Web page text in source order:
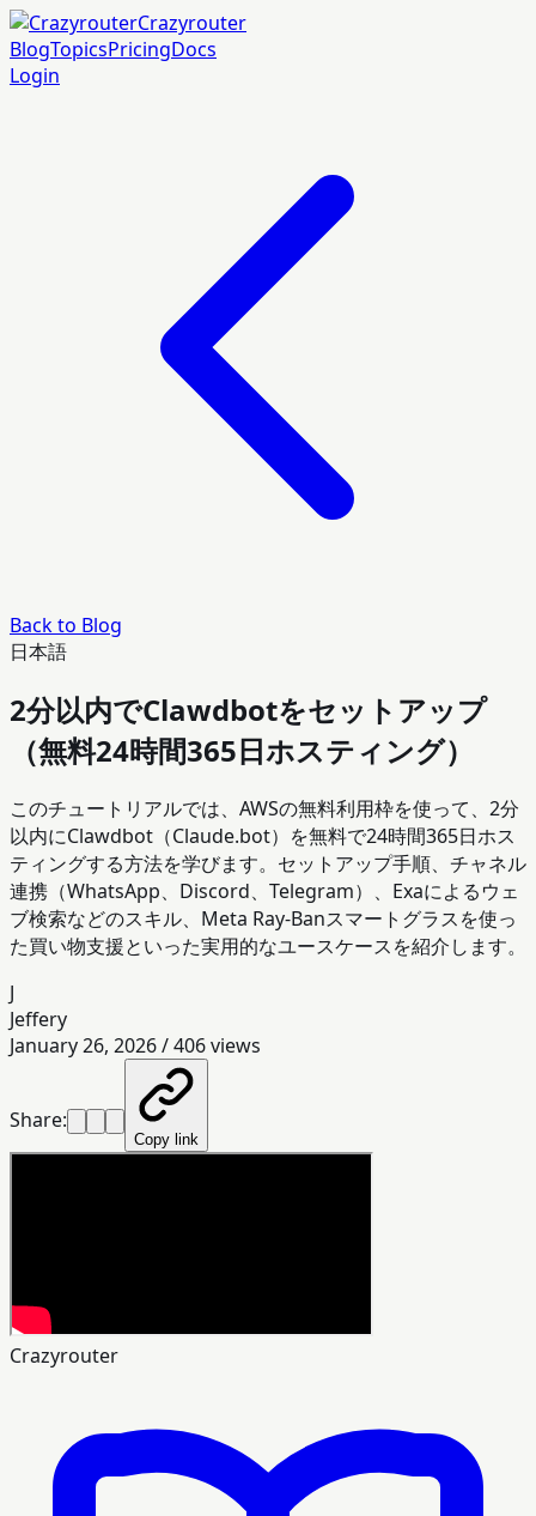
Crazyrouter
BlogTopicsPricingDocs
Login
Back to Blog
日本語
2分以内でClawdbotをセットアップ
（無料24時間365日ホスティング）
このチュートリアルでは、AWSの無料利用枠を使って、2分
以内にClawdbot（Claude.bot）を無料で24時間365日ホス
ティングする方法を学びます。セットアップ手順、チャネル
連携（WhatsApp、Discord、Telegram）、Exaによるウェ
ブ検索などのスキル、Meta Ray-Banスマートグラスを使っ
た買い物支援といった実用的なユースケースを紹介します。
J
Jeffery
January 26, 2026/406views
Share:
Copy link
Crazyrouter